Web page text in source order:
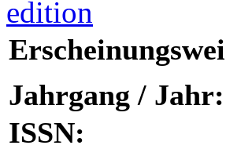
Jahrgang / Jahr:
ISSN: